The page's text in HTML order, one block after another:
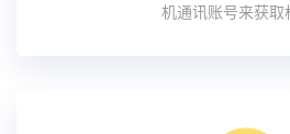
机通讯账号来获取